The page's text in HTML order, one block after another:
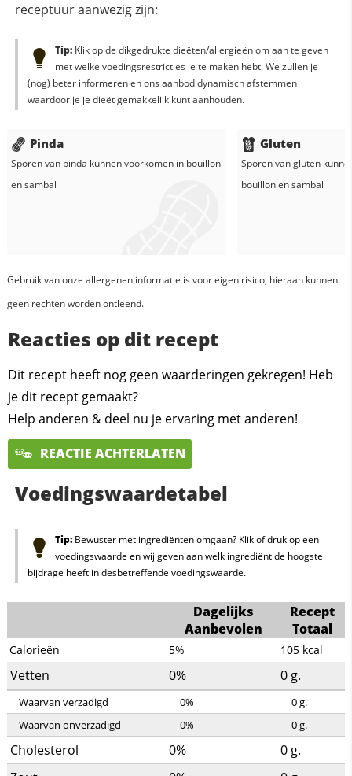
receptuur aanwezig zijn:
Tip:Klik op de dikgedrukte dieëten/allergieën om aan te geven
met welke voedingsrestricties je te maken hebt. We zullen je
(nog) beter informeren en ons aanbod dynamisch afstemmen
waardoor je je dieët gemakkelijk kunt aanhouden.
Pinda
Sporen van pinda kunnen voorkomen in bouillon
ensambal
Gluten
Sporen van gluten
bouillonensambal
Gebruik van onze allergenen informatie is voor eigen risico, hieraan kunnen
geen rechten worden ontleend.
Reacties op dit recept
Dit recept heeft nog geen waarderingen gekregen! Heb
je dit recept gemaakt?
Help anderen & deel nu je ervaring met anderen!
REACTIE ACHTERLATEN
Voedingswaardetabel
Tip:Bewuster met ingrediënten omgaan? Klik of druk op een
voedingswaarde en wij geven aan welk ingrediënt de hoogste
bijdrage heeft in desbetreffende voedingswaarde.
Dagelijks
Aanbevolen
Recept
Totaal
Calorieën 5% 105 kcal
Vetten 0% 0 g.
Waarvan verzadigd 0% 0g.
Waarvan onverzadigd
0% 0g.
Cholesterol 0% 0 g.